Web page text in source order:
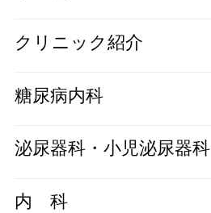
クリニック紹介
糖尿病内科
泌尿器科・小児泌尿器科
内 科